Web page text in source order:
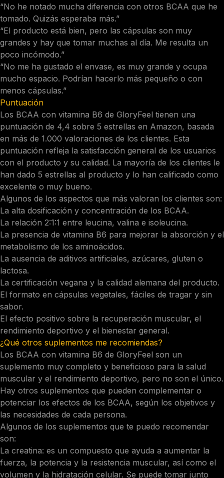
“No he notado mucha diferencia con otros BCAA que he
tomado. Quizás esperaba más.”
“El producto está bien, pero las cápsulas son muy
grandes y hay que tomar muchas al día. Me resulta un
poco incómodo.”
“No me ha gustado el envase, es muy grande y ocupa
mucho espacio. Podrían hacerlo más pequeño o con
menos cápsulas.”
Puntuación
Los BCAA con vitamina B6 de GloryFeel tienen una
puntuación de 4,4 sobre 5 estrellas en Amazon, basada
en más de 1.000 valoraciones de los clientes. Esta
puntuación refleja la satisfacción general de los usuarios
con el producto y su calidad. La mayoría de los clientes le
han dado 5 estrellas al producto y lo han calificado como
excelente o muy bueno.
Algunos de los aspectos que más valoran los clientes son:
La alta dosificación y concentración de los BCAA.
La relación 2:1:1 entre leucina, valina e isoleucina.
La presencia de vitamina B6 para mejorar la absorción y el
metabolismo de los aminoácidos.
La ausencia de aditivos artificiales, azúcares, gluten o
lactosa.
La certificación vegana y la calidad alemana del producto.
El formato en cápsulas vegetales, fáciles de tragar y sin
sabor.
El efecto positivo sobre la recuperación muscular, el
rendimiento deportivo y el bienestar general.
¿Qué otros suplementos me recomiendas?
Los BCAA con vitamina B6 de GloryFeel son un
suplemento muy completo y beneficioso para la salud
muscular y el rendimiento deportivo, pero no son el único.
Hay otros suplementos que pueden complementar o
potenciar los efectos de los BCAA, según los objetivos y
las necesidades de cada persona.
Algunos de los suplementos que te puedo recomendar
son:
La creatina: es un compuesto que ayuda a aumentar la
fuerza, la potencia y la resistencia muscular, así como el
volumen y la hidratación celular. Se puede tomar junto